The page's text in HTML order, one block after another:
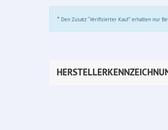
* Den Zusatz “Verifizierter Kauf” erhalten nur